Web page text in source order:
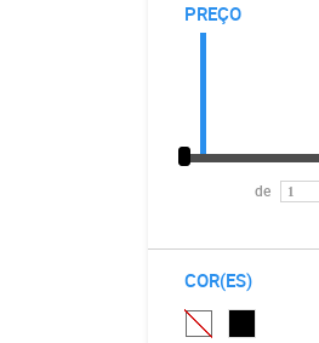
PREÇO
de
COR(ES)